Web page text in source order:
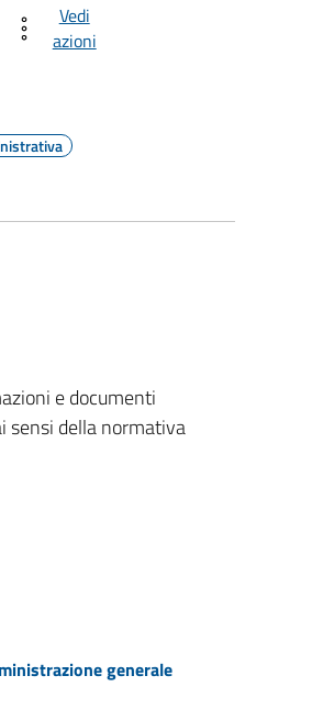
Vedi
azioni
e documenti
sensi della normativa
generale